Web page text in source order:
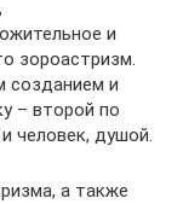
и
зороастризм.
созданием и
– второй по
человек, душой.
а также